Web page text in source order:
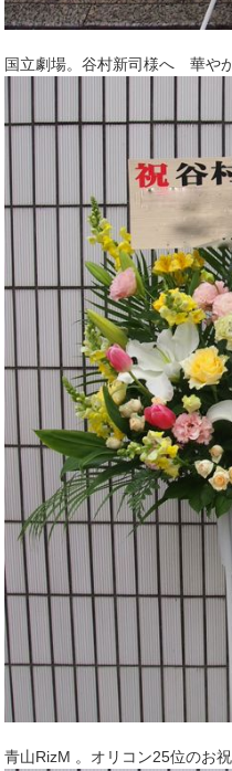
国立劇場。谷村新司様へ 華や
青山RizM 。オリコン25位のお